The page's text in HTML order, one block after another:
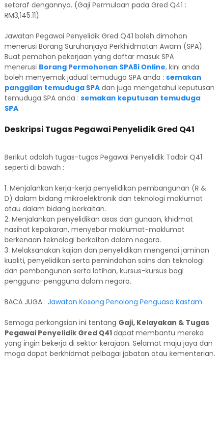
setaraf dengannya. (Gaji Permulaan pada Gred Q41 :
RM3,145.11).
Jawatan Pegawai Penyelidik Gred Q41 boleh dimohon
menerusi Borang Suruhanjaya Perkhidmatan Awam (SPA).
Buat pemohon pekerjaan yang daftar masuk SPA
menerusi Borang Permohonan SPA8i Online, kini anda
boleh menyemak jadual temuduga SPA anda : semakan
panggilan temuduga SPA dan juga mengetahui keputusan
temuduga SPA anda : semakan keputusan temuduga
SPA.
Deskripsi Tugas Pegawai Penyelidik Gred Q41
Berikut adalah tugas-tugas Pegawai Penyelidik Tadbir Q41
seperti di bawah :
1. Menjalankan kerja-kerja penyelidikan pembangunan (R &
D) dalam bidang mikroelektronik dan teknologi maklumat
atau dalam bidang berkaitan.
2. Menjalankan penyelidikan asas dan gunaan, khidmat
nasihat kepakaran, menyebar maklumat-maklumat
berkenaan teknologi berkaitan dalam negara.
3. Melaksanakan kajian dan penyelidikan mengenai jaminan
kualiti, penyelidikan serta pemindahan sains dan teknologi
dan pembangunan serta latihan, kursus-kursus bagi
pengguna-pengguna dalam negara.
BACA JUGA : Jawatan Kosong Penolong Penguasa Kastam
Semoga perkongsian ini tentang Gaji, Kelayakan & Tugas
Pegawai Penyelidik Gred Q41dapat membantu mereka
yang ingin bekerja di sektor kerajaan. Selamat maju jaya dan
moga dapat berkhidmat pelbagai jabatan atau kementerian.